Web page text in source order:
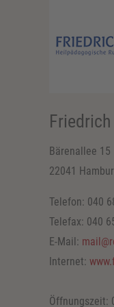
Bärenallee 15
22041
Telefon: 040
Telefax: 040
E-Mail:
Internet:
Öffnungszeit: